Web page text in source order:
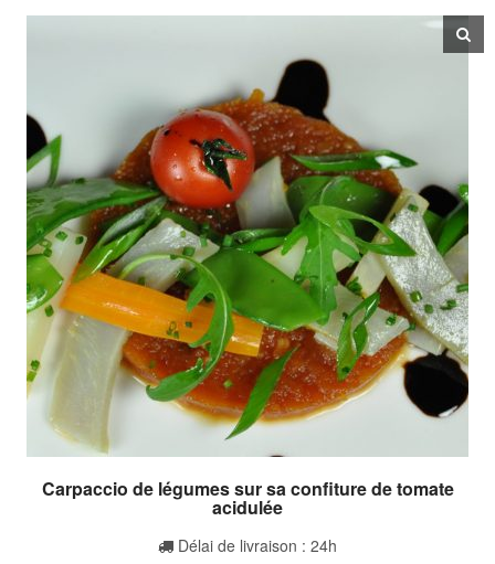
Carpaccio de légumes sur sa confiture de tomate
acidulée
Délai de livraison : 24h